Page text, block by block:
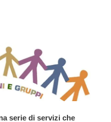
serie di servizi che